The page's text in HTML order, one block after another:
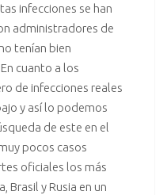
infecciones se han
administradores de
tenían bien
cuanto a los
de infecciones reales
y así lo podemos
de este en el
pocos casos
oficiales los más
Brasil y Rusia en un